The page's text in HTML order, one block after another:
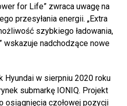
for Life” zwraca uwagę na
przesyłania energii. „Extra
szybkiego ładowania,
wskazuje nadchodzące nowe
Hyundai w sierpniu 2020 roku
submarkę IONIQ. Projekt
osiągnięcia czołowej pozycji